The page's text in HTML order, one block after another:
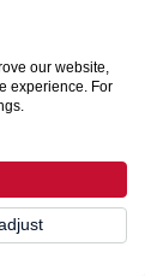
our website,
experience. For